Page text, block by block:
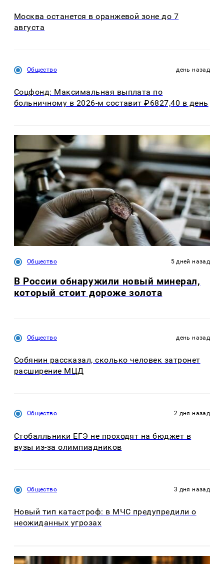
Москва останется в оранжевой зоне до 7
августа
Общество день назад
Соцфонд: Максимальная выплата по
больничному в 2026-м составит ₽6827,40 в день
Общество 5 дней назад
В России обнаружили новый минерал,
который стоит дороже золота
Общество день назад
Собянин рассказал, сколько человек затронет
расширение МЦД
Общество 2 дня назад
Стобалльники ЕГЭ не проходят на бюджет в
вузы из-за олимпиадников
Общество 3 дня назад
Новый тип катастроф: в МЧС предупредили о
неожиданных угрозах